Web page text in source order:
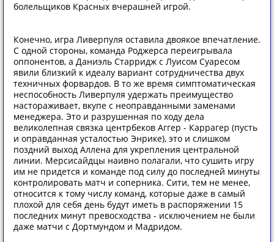
болельщиков Красных вчерашней игрой.
Конечно, игра Ливерпуля оставила двоякое впечатление.
С одной стороны, команда Роджерса переигрывала
оппонентов, а Даниэль Старридж с Луисом Суаресом
явили близкий к идеалу вариант сотрудничества двух
техничных форвардов. В то же время симптоматическая
неспособность Ливерпуля удержать преимущество
настораживает, вкупе с неоправданными заменами
менеджера. Это и разрушенная по ходу дела
великолепная связка центрбеков Аггер - Каррагер (пусть
и оправданная усталостью Энрике), это и слишком
поздний выход Аллена для укрепления центральной
линии. Мерсисайдцы наивно полагали, что сушить игру
им не придется и команде под силу до последней минуты
контролировать матч и соперника. Сити, тем не менее,
относится к тому числу команд, которые даже в самый
плохой для себя день будут иметь в распоряжении 15
последних минут превосходства - исключением не были
даже матчи с Дортмундом и Мадридом.